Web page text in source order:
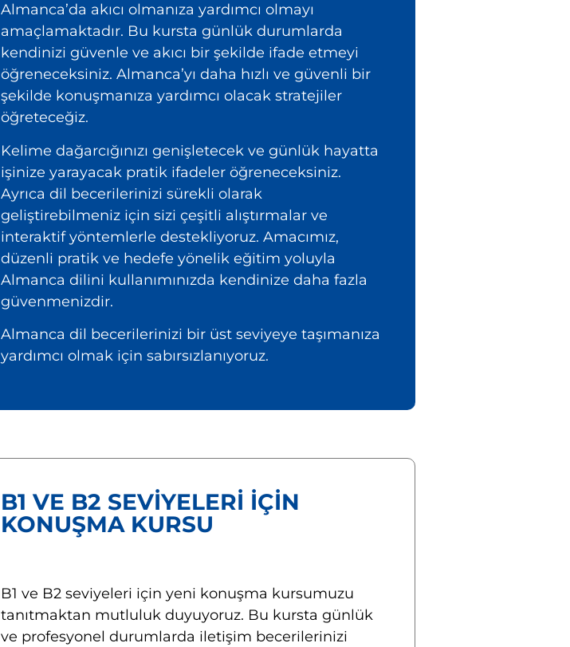
Almanca’da akıcı olmanıza yardımcı olmayı
amaçlamaktadır. Bu kursta günlük durumlarda
kendinizi güvenle ve akıcı bir şekilde ifade etmeyi
öğreneceksiniz. Almanca’yı daha hızlı ve güvenli bir
şekilde konuşmanıza yardımcı olacak stratejiler
öğreteceğiz.
Kelime dağarcığınızı genişletecek ve günlük hayatta
işinize yarayacak pratik ifadeler öğreneceksiniz.
Ayrıca dil becerilerinizi sürekli olarak
geliştirebilmeniz için sizi çeşitli alıştırmalar ve
interaktif yöntemlerle destekliyoruz. Amacımız,
düzenli pratik ve hedefe yönelik eğitim yoluyla
Almanca dilini kullanımınızda kendinize daha fazla
güvenmenizdir.
Almanca dil becerilerinizi bir üst seviyeye taşımanıza
yardımcı olmak için sabırsızlanıyoruz.
B1 VE B2 SEVIYELERI IÇIN
KONUŞMA KURSU
B1 ve B2 seviyeleri için yeni konuşma kursumuzu
tanıtmaktan mutluluk duyuyoruz. Bu kursta günlük
ve profesyonel durumlarda iletişim becerilerinizi